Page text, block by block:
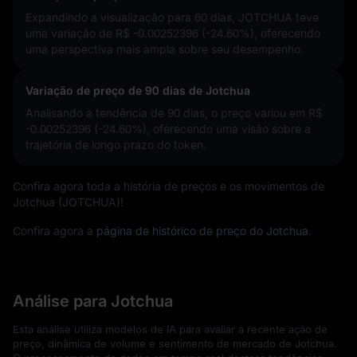
Expandindo a visualização para 60 dias, JOTCHUA teve
uma variação de R$ -0.00252396 (-24.60%)
, oferecendo
uma perspectiva mais ampla sobre seu desempenho.
Variação de preço de 90 dias de Jotchua
Analisando a tendência de 90 dias, o preço variou em R$
-0.00252396 (-24.60%)
, oferecendo uma visão sobre a
trajetória de longo prazo do token.
Confira agora toda a história de preços e os movimentos de
Jotchua (JOTCHUA)!
Confira agora a página de histórico de preço do Jotchua
Análise para Jotchua
Esta análise utiliza modelos de IA para avaliar a recente ação de
preço, dinâmica de volume e sentimento de mercado de Jotchua.